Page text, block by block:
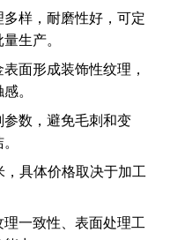
样，耐磨性好，可定
生产。
面形成装饰性纹理，
。
数，避免毛刺和变
，具体价格取决于加工
一致性、表面处理工